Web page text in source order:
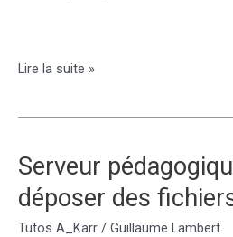
Serveur
connecter
à
la
maison
Lire la suite »
Serveur
déposer des
Tutos A_Karr / Guillaume Lambert